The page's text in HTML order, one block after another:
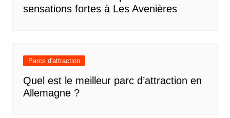
sensations fortes à Les Avenières
Parcs d'attraction
Quel est le meilleur parc d’attraction en
Allemagne ?